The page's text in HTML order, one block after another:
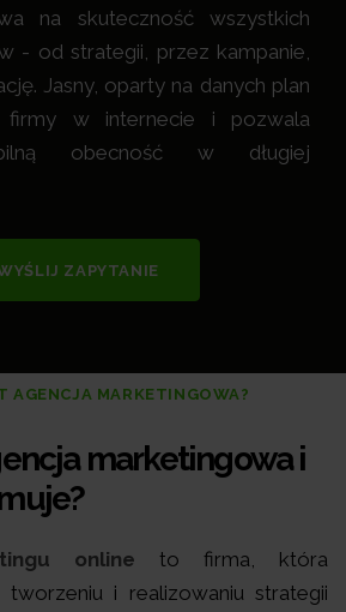
na skuteczność wszystkich
- od strategii, przez kampanie,
Jasny, oparty na danych plan
firmy w internecie i pozwala
obecność w długiej
ZAPYTANIE
AGENCJA MARKETINGOWA?
marketingowa i
online to firma, która
i realizowaniu strategii